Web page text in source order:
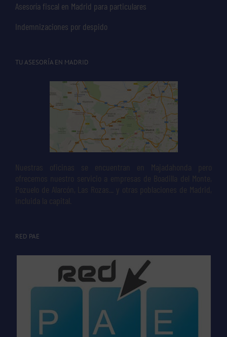
Asesoría fiscal en Madrid para particulares
Indemnizaciones por despido
TU ASESORÍA EN MADRID
Nuestras oficinas se encuentran en Majadahonda pero
ofrecemos nuestro servicio a empresas de Boadilla del Monte,
Pozuelo de Alarcón, Las Rozas... y otras poblaciones de Madrid,
incluida la capital.
RED PAE